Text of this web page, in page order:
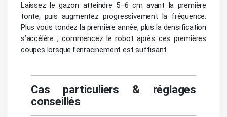
Laissez le gazon atteindre 5–6 cm avant la première
tonte, puis augmentez progressivement la fréquence.
Plus vous tondez la première année, plus la densification
s’accélère ; commencez le robot après ces premières
coupes lorsque l’enracinement est suffisant.
Cas particuliers & réglages
conseillés